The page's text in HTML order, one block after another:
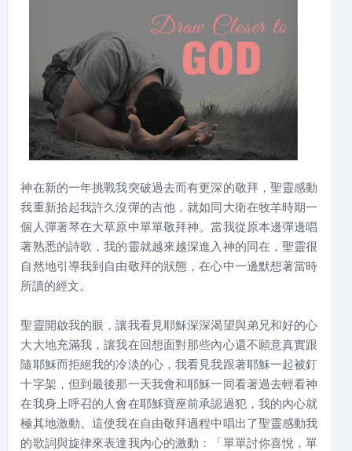
神在新的一年挑戰我突破過去而有更深的敬拜，聖靈感動
我重新拾起我許久沒彈的吉他，就如同大衛在牧羊時期一
個人彈著琴在大草原中單單敬拜神。當我從原本邊彈邊唱
著熟悉的詩歌，我的靈就越來越深進入神的同在，聖靈很
自然地引導我到自由敬拜的狀態，在心中一邊默想著當時
所讀的經文。
聖靈開啟我的眼，讓我看見耶穌深深渴望與弟兄和好的心
大大地充滿我，讓我在回想面對那些內心還不願意真實跟
隨耶穌而拒絕我的冷淡的心，我看見我跟著耶穌一起被釘
十字架，但到最後那一天我會和耶穌一同看著過去輕看神
在我身上呼召的人會在耶穌寶座前承認過犯，我的內心就
極其地激動。這使我在自由敬拜過程中唱出了聖靈感動我
的歌詞與旋律來表達我內心的激動：「單單討你喜悅，單